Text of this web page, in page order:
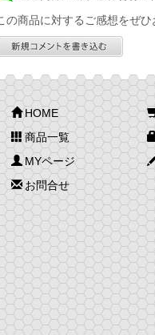
の商品に対するご感想をぜひ
HOME
商品一覧
MYページ
お問合せ